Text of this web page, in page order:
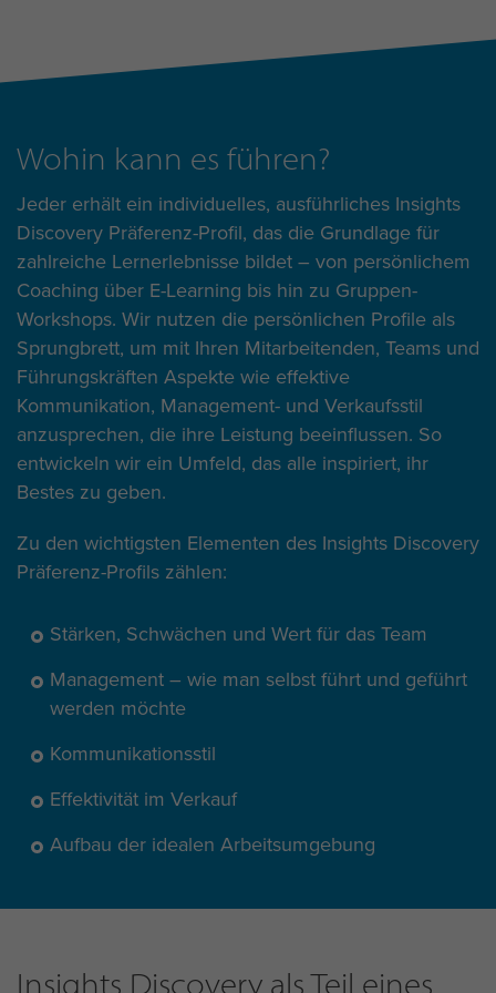
Wohin kann es führen?
Jeder erhält ein individuelles, ausführliches Insights
Discovery Präferenz-Profil, das die Grundlage für
zahlreiche Lernerlebnisse bildet – von persönlichem
Coaching über E-Learning bis hin zu Gruppen-
Workshops. Wir nutzen die persönlichen Profile als
Sprungbrett, um mit Ihren Mitarbeitenden, Teams und
Führungskräften Aspekte wie effektive
Kommunikation, Management- und Verkaufsstil
anzusprechen, die ihre Leistung beeinflussen. So
entwickeln wir ein Umfeld, das alle inspiriert, ihr
Bestes zu geben.
Zu den wichtigsten Elementen des Insights Discovery
Präferenz-Profils zählen:
Stärken, Schwächen und Wert für das Team
Management – wie man selbst führt und geführt
werden möchte
Kommunikationsstil
Effektivität im Verkauf
Aufbau der idealen Arbeitsumgebung
Insights Discovery als Teil eines